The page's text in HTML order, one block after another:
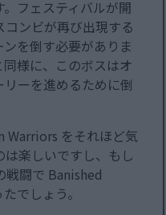
フェスティバルが開
ンビが再び出現する
を倒す必要がありま
様に、このボスはオ
ーを進めるために倒
をそれほど気
楽しいですし、もし
戦闘で Banished
でしょう。